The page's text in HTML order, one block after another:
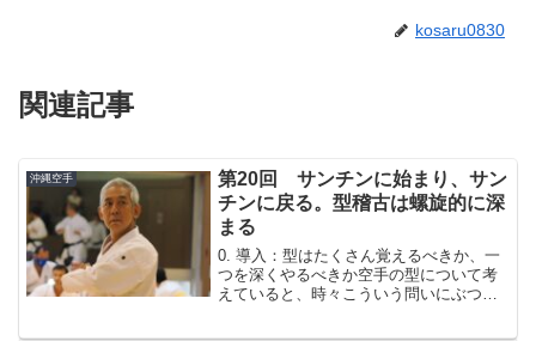
kosaru0830
関連記事
沖縄空手
第20回 サンチンに始まり、サン
チンに戻る。型稽古は螺旋的に深
まる
0. 導入：型はたくさん覚えるべきか、一
つを深くやるべきか空手の型について考
えていると、時々こういう問いにぶつか